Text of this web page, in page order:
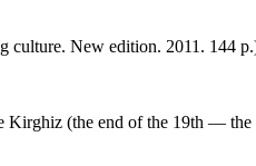
culture. New edition. 2011. 144
(the end of the 19th — the